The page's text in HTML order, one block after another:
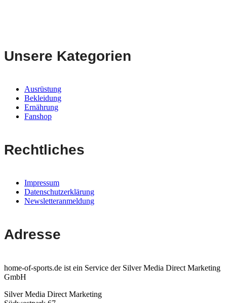
Unsere Kategorien
Ausrüstung
Bekleidung
Ernährung
Fanshop
Rechtliches
Impressum
Datenschutzerklärung
Newsletteranmeldung
Adresse
home-of-sports.de ist ein Service der Silver Media Direct Marketing
GmbH
Silver Media Direct Marketing